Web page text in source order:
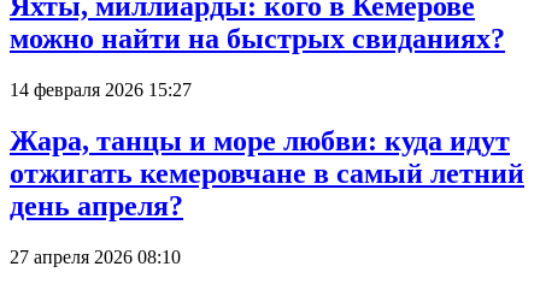
Яхты, миллиарды: кого в Кемерове
можно найти на быстрых свиданиях?
14 февраля 2026 15:27
Жара, танцы и море любви: куда идут
отжигать кемеровчане в самый летний
день апреля?
27 апреля 2026 08:10